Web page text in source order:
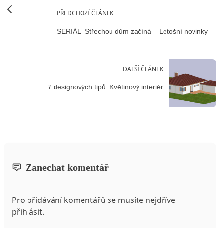
PŘEDCHOZÍ ČLÁNEK
SERIÁL: Střechou dům začíná – Letošní novinky
DALŠÍ ČLÁNEK
7 designových tipů: Květinový interiér
Zanechat komentář
Pro přidávání komentářů se musíte nejdříve
přihlásit.